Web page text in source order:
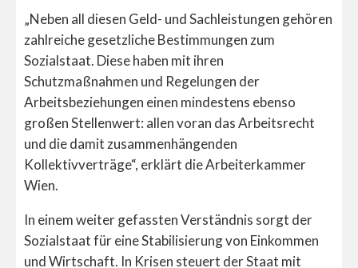
„Neben all diesen Geld- und Sachleistungen gehören
zahlreiche gesetzliche Bestimmungen zum
Sozialstaat. Diese haben mit ihren
Schutzmaßnahmen und Regelungen der
Arbeitsbeziehungen einen mindestens ebenso
großen Stellenwert: allen voran das Arbeitsrecht
und die damit zusammenhängenden
Kollektivverträge“, erklärt die Arbeiterkammer
Wien.
In einem weiter gefassten Verständnis sorgt der
Sozialstaat für eine Stabilisierung von Einkommen
und Wirtschaft. In Krisen steuert der Staat mit